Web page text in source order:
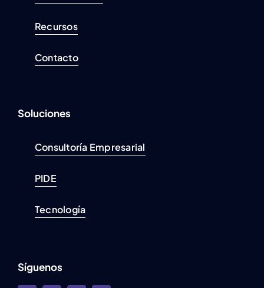
Recursos
Contacto
Soluciones
Consultoría Empresarial
PIDE
Tecnología
Síguenos